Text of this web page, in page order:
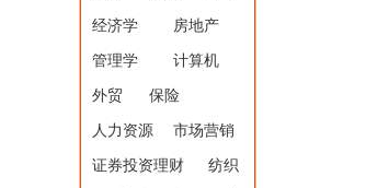
经济学 房地产
管理学 计算机
外贸 保险
人力资源 市场营销
证券投资理财 纺织